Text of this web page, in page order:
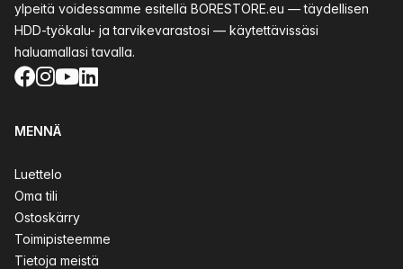
ylpeitä voidessamme esitellä BORESTORE.eu — täydellisen
HDD-työkalu- ja tarvikevarastosi — käytettävissäsi
haluamallasi tavalla.
Facebook
Instagram
YouTube
LinkedIn
MENNÄ
Luettelo
Oma tili
Ostoskärry
Toimipisteemme
Tietoja meistä